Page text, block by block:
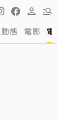
態 電影